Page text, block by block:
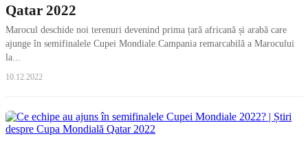
Qatar 2022
Marocul deschide noi terenuri devenind prima țară africană și arabă care
ajunge în semifinalele Cupei Mondiale.Campania remarcabilă a Marocului
la...
10.12.2022